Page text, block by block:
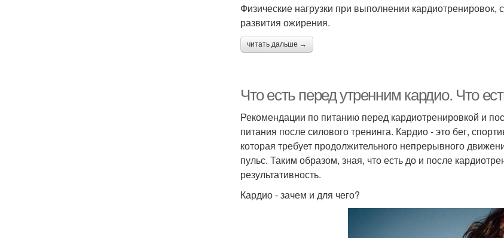
Физические нагрузки при выполнении
развития ожирения.
читать дальше →
Что есть перед утренним кардио. Что
Рекомендации по питанию перед кардиотренировкой и
питания после силового тренинга. Кардио - это бег,
которая требует продолжительного непрерывного
пульс. Таким образом, зная, что есть до и после
результативность.
Кардио - зачем и для чего?